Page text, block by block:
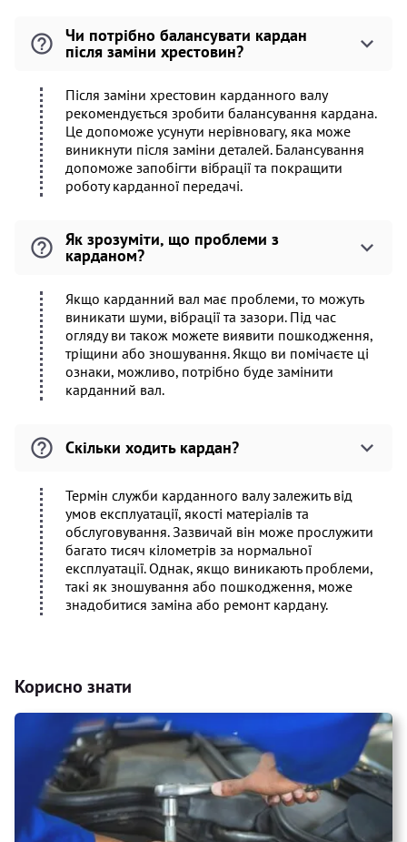
Чи потрібно балансувати кардан
після заміни хрестовин?
Після заміни хрестовин карданного валу
рекомендується зробити балансування кардана.
Це допоможе усунути нерівновагу, яка може
виникнути після заміни деталей. Балансування
допоможе запобігти вібрації та покращити
роботу карданної передачі.
Як зрозуміти, що проблеми з
карданом?
Якщо карданний вал має проблеми, то можуть
виникати шуми, вібрації та зазори. Під час
огляду ви також можете виявити пошкодження,
тріщини або зношування. Якщо ви помічаєте ці
ознаки, можливо, потрібно буде замінити
карданний вал.
Скільки ходить кардан?
Термін служби карданного валу залежить від
умов експлуатації, якості матеріалів та
обслуговування. Зазвичай він може прослужити
багато тисяч кілометрів за нормальної
експлуатації. Однак, якщо виникають проблеми,
такі як зношування або пошкодження, може
знадобитися заміна або ремонт кардану.
Корисно знати